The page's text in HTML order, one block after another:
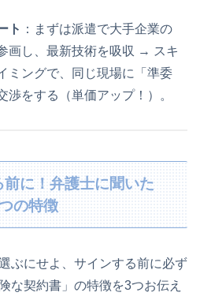
ト ：まずは派遣で大手企業の
画し、最新技術を吸収 → スキ
ミングで、同じ現場に「準委
渉をする（単価アップ！）。
に！弁護士に聞いた
の特徴
ぶにせよ、サインする前に必ず
な契約書」の特徴を3つお伝え